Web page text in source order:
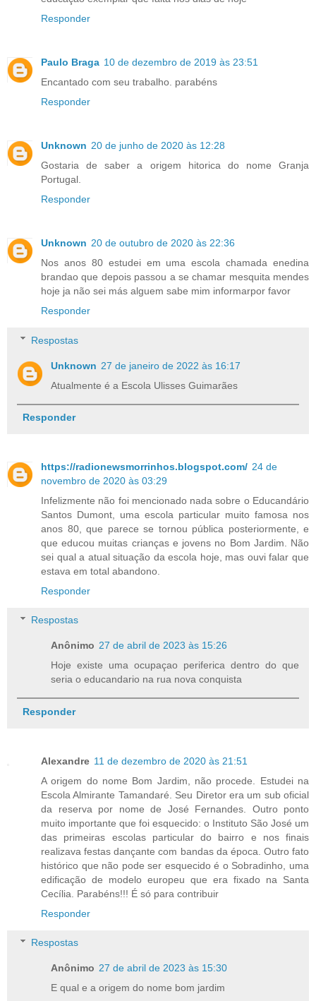
Responder
Paulo Braga 10 de dezembro de 2019 às 23:51
Encantado com seu trabalho. parabéns
Responder
Unknown 20 de junho de 2020 às 12:28
Gostaria de saber a origem hitorica do nome Granja
Portugal.
Responder
Unknown 20 de outubro de 2020 às 22:36
Nos anos 80 estudei em uma escola chamada enedina
brandao que depois passou a se chamar mesquita mendes
hoje ja não sei más alguem sabe mim informarpor favor
Responder
Respostas
Unknown 27 de janeiro de 2022 às 16:17
Atualmente é a Escola Ulisses Guimarães
Responder
https://radionewsmorrinhos.blogspot.com/ 24 de
novembro de 2020 às 03:29
Infelizmente não foi mencionado nada sobre o Educandário
Santos Dumont, uma escola particular muito famosa nos
anos 80, que parece se tornou pública posteriormente, e
que educou muitas crianças e jovens no Bom Jardim. Não
sei qual a atual situação da escola hoje, mas ouvi falar que
estava em total abandono.
Responder
Respostas
Anônimo 27 de abril de 2023 às 15:26
Hoje existe uma ocupaçao periferica dentro do que
seria o educandario na rua nova conquista
Responder
Alexandre 11 de dezembro de 2020 às 21:51
A origem do nome Bom Jardim, não procede. Estudei na
Escola Almirante Tamandaré. Seu Diretor era um sub oficial
da reserva por nome de José Fernandes. Outro ponto
muito importante que foi esquecido: o Instituto São José um
das primeiras escolas particular do bairro e nos finais
realizava festas dançante com bandas da época. Outro fato
histórico que não pode ser esquecido é o Sobradinho, uma
edificação de modelo europeu que era fixado na Santa
Cecília. Parabéns!!! É só para contribuir
Responder
Respostas
Anônimo 27 de abril de 2023 às 15:30
E qual e a origem do nome bom jardim